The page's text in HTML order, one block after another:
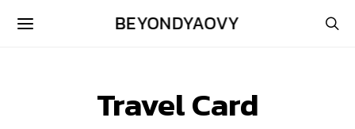
BEYONDYAOVY
Travel Card